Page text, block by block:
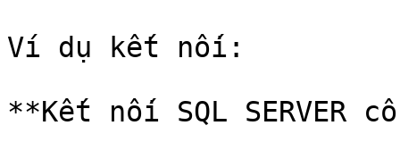
Ví dụ kết nối:
**Kết nối SQL SERVER